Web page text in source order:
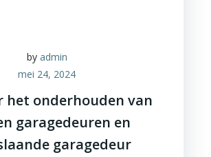
by admin
mei 24, 2024
het onderhouden van
garagedeuren en
garagedeur